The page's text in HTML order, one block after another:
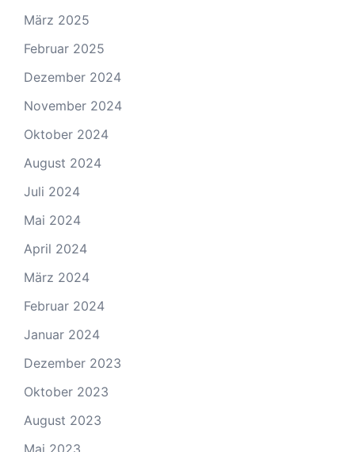
März 2025
Februar 2025
Dezember 2024
November 2024
Oktober 2024
August 2024
Juli 2024
Mai 2024
April 2024
März 2024
Februar 2024
Januar 2024
Dezember 2023
Oktober 2023
August 2023
Mai 2023